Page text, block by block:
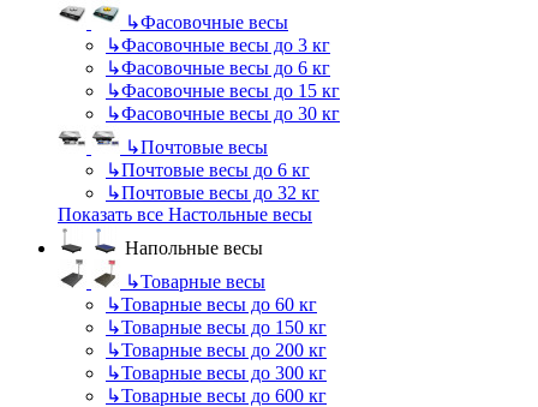
↳Фасовочные весы
↳Фасовочные весы до 3 кг
↳Фасовочные весы до 6 кг
↳Фасовочные весы до 15 кг
↳Фасовочные весы до 30 кг
↳Почтовые весы
↳Почтовые весы до 6 кг
↳Почтовые весы до 32 кг
Показать все Настольные весы
Напольные весы
↳Товарные весы
↳Товарные весы до 60 кг
↳Товарные весы до 150 кг
↳Товарные весы до 200 кг
↳Товарные весы до 300 кг
↳Товарные весы до 600 кг